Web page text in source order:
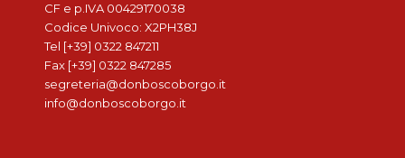
CF e p.IVA 00429170038
Codice Univoco: X2PH38J
Tel [+39] 0322 847211
Fax [+39] 0322 847285
segreteria@donboscoborgo.it
info@donboscoborgo.it